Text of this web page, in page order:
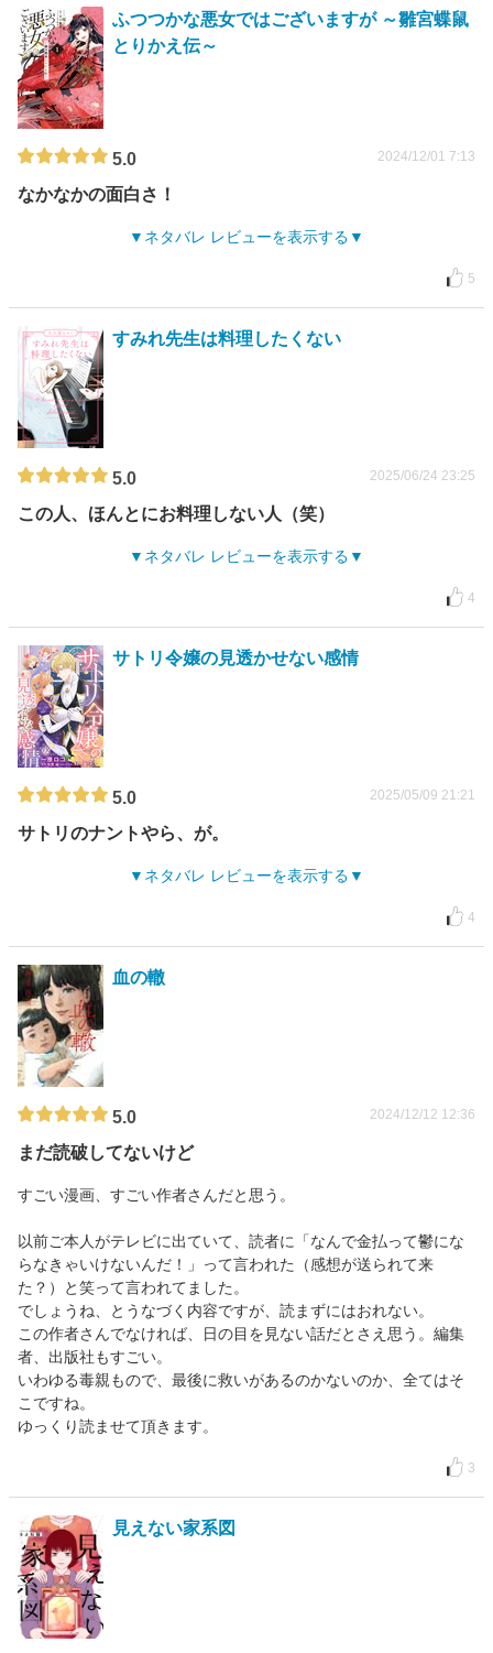
ふつつかな悪女ではございますが ～雛宮蝶鼠
とりかえ伝～
5.0 2024/12/01 7:13
なかなかの面白さ！
ネタバレ レビューを表示する
5
すみれ先生は料理したくない
5.0 2025/06/24 23:25
この人、ほんとにお料理しない人（笑）
ネタバレ レビューを表示する
4
サトリ令嬢の見透かせない感情
5.0 2025/05/09 21:21
サトリのナントやら、が。
ネタバレ レビューを表示する
4
血の轍
5.0 2024/12/12 12:36
まだ読破してないけど
すごい漫画、すごい作者さんだと思う。
以前ご本人がテレビに出ていて、読者に「なんで金払って鬱にな
らなきゃいけないんだ！」って言われた（感想が送られて来
た？）と笑って言われてました。
でしょうね、とうなづく内容ですが、読まずにはおれない。
この作者さんでなければ、日の目を見ない話だとさえ思う。編集
者、出版社もすごい。
いわゆる毒親もので、最後に救いがあるのかないのか、全てはそ
こですね。
ゆっくり読ませて頂きます。
3
見えない家系図